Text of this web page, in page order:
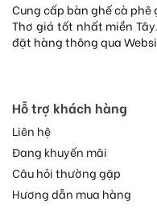
Cung cấp bàn ghế cà
Thơ giá tốt nhất miền
đặt hàng thông qua
Hỗ trợ khách hàng
Liên hệ
Đang khuyến mãi
Câu hỏi thường gặp
Hương dẫn mua hàng